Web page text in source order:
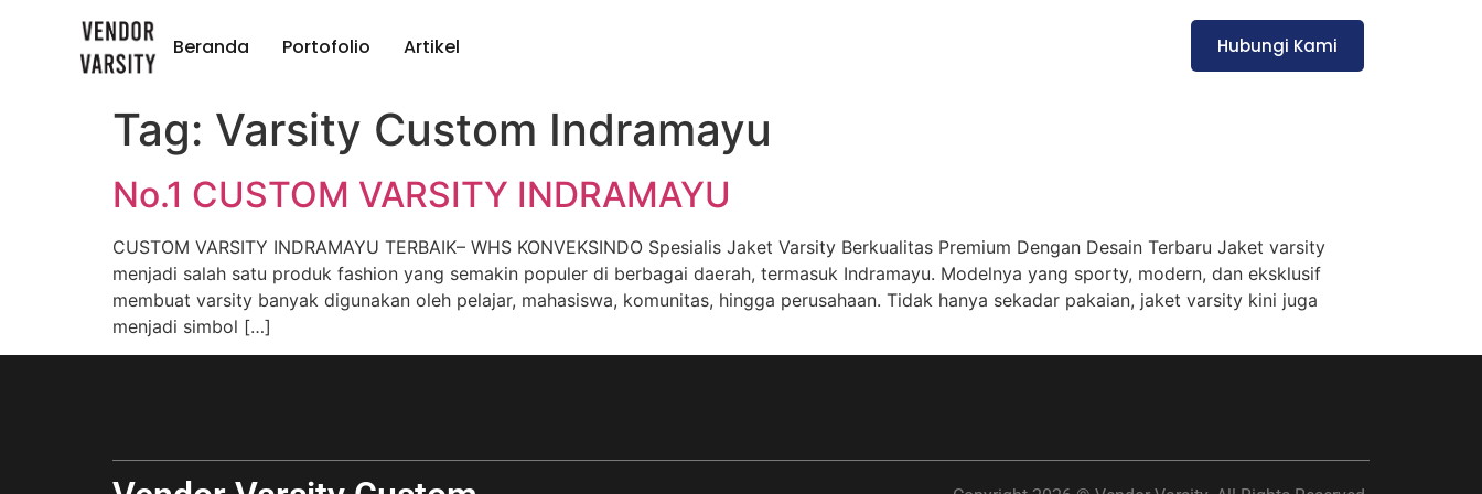
Beranda Portofolio Artikel Hubungi Kami
Tag: Varsity Custom Indramayu
No.1 CUSTOM VARSITY INDRAMAYU
CUSTOM VARSITY INDRAMAYU TERBAIK– WHS KONVEKSINDO Spesialis Jaket Varsity Berkualitas Premium Dengan Desain Terbaru Jaket varsity
menjadi salah satu produk fashion yang semakin populer di berbagai daerah, termasuk Indramayu. Modelnya yang sporty, modern, dan eksklusif
membuat varsity banyak digunakan oleh pelajar, mahasiswa, komunitas, hingga perusahaan. Tidak hanya sekadar pakaian, jaket varsity kini juga
menjadi simbol […]